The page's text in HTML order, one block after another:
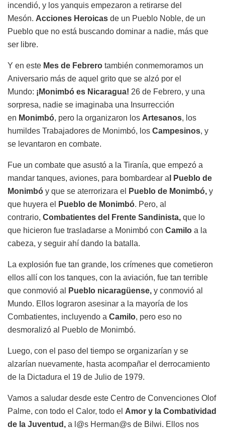
incendió, y los yanquis empezaron a retirarse del
Mesón. Acciones Heroicas de un Pueblo Noble, de un
Pueblo que no está buscando dominar a nadie, más que
ser libre.
Y en este Mes de Febrero también conmemoramos un
Aniversario más de aquel grito que se alzó por el
Mundo: ¡Monimbó es Nicaragua! 26 de Febrero, y una
sorpresa, nadie se imaginaba una Insurrección
en Monimbó, pero la organizaron los Artesanos, los
humildes Trabajadores de Monimbó, los Campesinos, y
se levantaron en combate.
Fue un combate que asustó a la Tiranía, que empezó a
mandar tanques, aviones, para bombardear a l Pueblo de
Monimbó y que se aterrorizara el Pueblo de Monimbó, y
que huyera el
Pueblo de Monimbó. Pero, al
contrario, Combatientes del Frente Sandinista, que lo
que hicieron fue trasladarse a Monimbó con Camilo a la
cabeza, y seguir ahí dando la batalla.
La explosión fue tan grande, los crímenes que cometieron
ellos allí con los tanques, con la aviación, fue tan terrible
que conmovió al
Pueblo nicaragüense, y conmovió al
Mundo. Ellos lograron asesinar a la mayoría de los
Combatientes, incluyendo a Camilo, pero eso no
desmoralizó al Pueblo de Monimbó.
Luego, con el paso del tiempo se organizarían y se
alzarían nuevamente, hasta acompañar el derrocamiento
de la Dictadura el 19 de Julio de 1979.
Vamos a saludar desde este Centro de Convenciones Olof
Palme, con todo el Calor, todo el Amor y la Combatividad
de la Juventud, a l@s Herman@s de Bilwi. Ellos nos